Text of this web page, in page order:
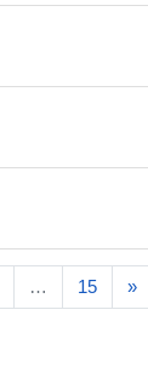
… 15 »